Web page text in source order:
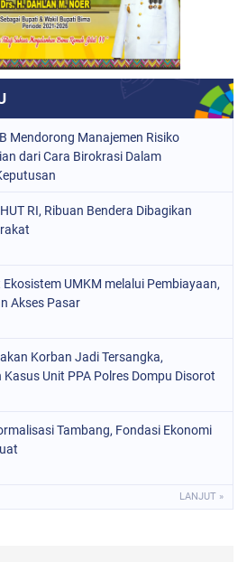
Mendorong Manajemen Risiko
dari Cara Birokrasi Dalam
RI, Ribuan Bendera Dibagikan
Ekosistem UMKM melalui Pembiayaan,
Akses Pasar
Korban Jadi Tersangka,
Unit PPA Polres Dompu Disorot
Tambang, Fondasi Ekonomi
LANJUT »